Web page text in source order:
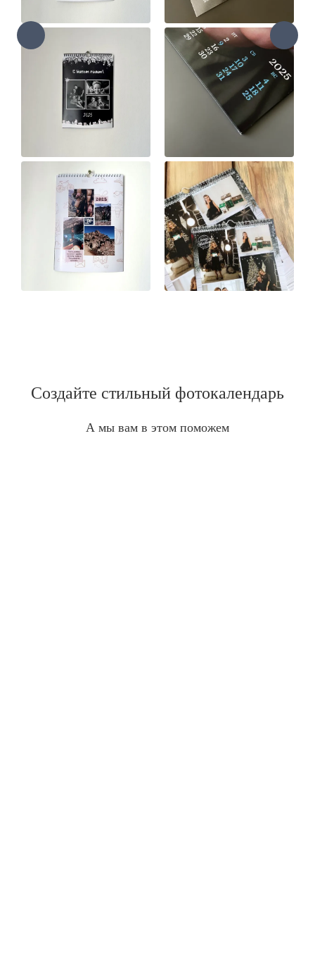
Создайте стильный фотокалендарь
А мы вам в этом поможем